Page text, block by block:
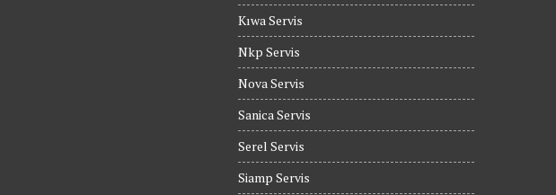
Kıwa Servis
Nkp Servis
Nova Servis
Sanica Servis
Serel Servis
Siamp Servis